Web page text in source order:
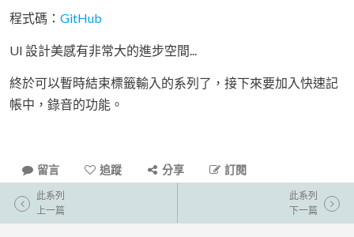
程式碼： GitHub
UI 設計美感有非常大的進步空間...
終於可以暫時結束標籤輸入的系列了，接下來要加入快速記
帳中，錄音的功能。
留言 追蹤 分享 訂閱
此系列
上一篇
此系列
下一篇